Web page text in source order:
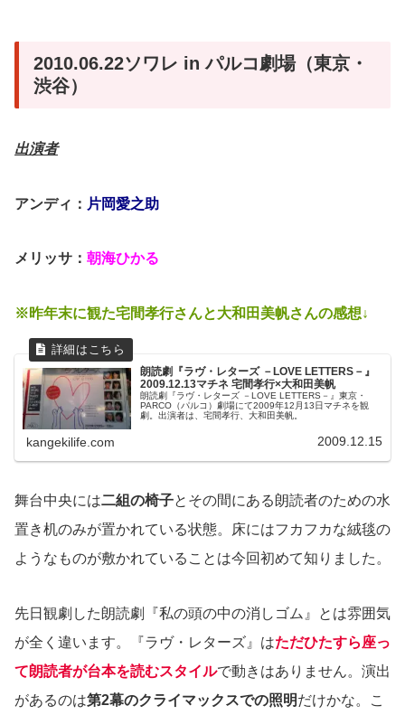
2010.06.22ソワレ in パルコ劇場（東京・
渋谷）
出演者
アンディ： 片岡愛之助
メリッサ： 朝海ひかる
※昨年末に観た宅間孝行さんと大和田美帆さんの感想↓
朗読劇『ラヴ・レターズ －LOVE LETTERS－』
2009.12.13マチネ 宅間孝行×大和田美帆
朗読劇『ラヴ・レターズ －LOVE LETTERS－』東京・
PARCO（パルコ）劇場にて2009年12月13日マチネを観
劇。出演者は、宅間孝行、大和田美帆。
kangekilife.com 2009.12.15
舞台中央には二組の椅子とその間にある朗読者のための水
置き机のみが置かれている状態。床にはフカフカな絨毯の
ようなものが敷かれていることは今回初めて知りました。
先日観劇した朗読劇『私の頭の中の消しゴム』とは雰囲気
が全く違います。『ラヴ・レターズ』はただひたすら座っ
て朗読者が台本を読むスタイルで動きはありません。演出
があるのは第2幕のクライマックスでの照明だけかな。こ